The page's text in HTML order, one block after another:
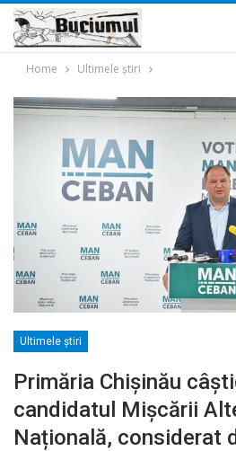
Home Ultimele ştiri
Ultimele ştiri
Primăria Chișinău
candidatul Mișcării
Națională, considerat